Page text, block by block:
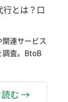
行とは？口
連サービス
調査。BtoB
読む →